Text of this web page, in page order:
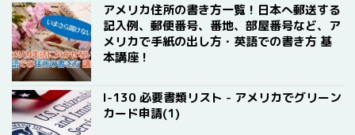
アメリカ住所の書き方一覧！日本へ郵送する
記入例、郵便番号、番地、部屋番号など、ア
メリカで手紙の出し方・英語での書き方 基
本講座！
I-130 必要書類リスト - アメリカでグリーン
カード申請(1)